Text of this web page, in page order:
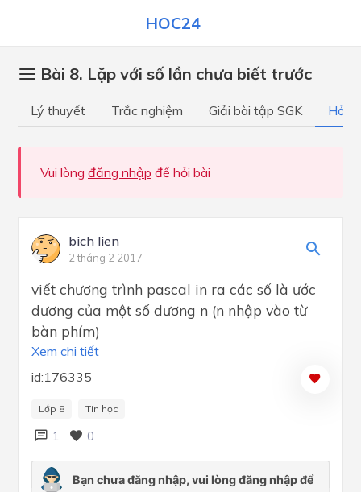
HOC24
Bài 8. Lặp với số lần chưa biết trước
Lý thuyết Trắc nghiệm Giải bài tập SGK Hỏi
Vui lòng đăng nhập để hỏi bài
bich lien
2 tháng 2 2017
viết chương trình pascal in ra các số là ước
dương của một số dương n (n nhập vào từ
bàn phím)
Xem chi tiết
id:176335
Lớp 8 Tin học
1 0